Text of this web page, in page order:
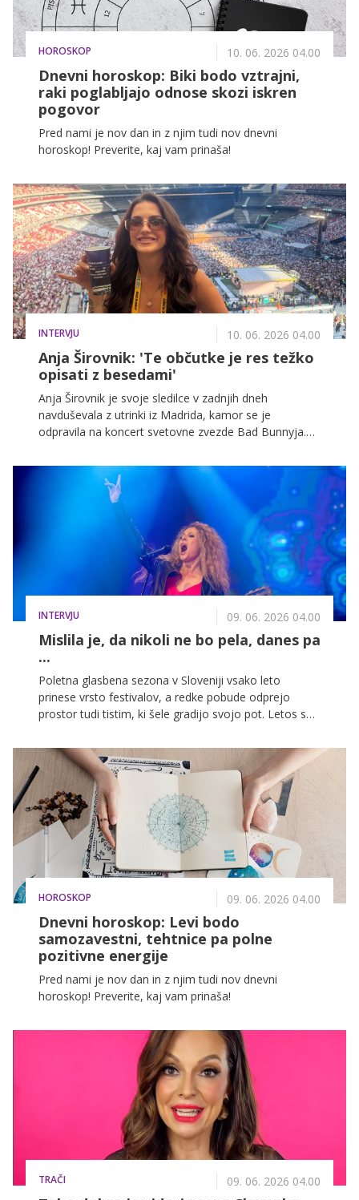
HOROSKOP 10. 06. 2026 04.00
Dnevni horoskop: Biki bodo vztrajni,
raki poglabljajo odnose skozi iskren
pogovor
Pred nami je nov dan in z njim tudi nov dnevni
horoskop! Preverite, kaj vam prinaša!
INTERVJU 10. 06. 2026 04.00
Anja Širovnik: 'Te občutke je res težko
opisati z besedami'
Anja Širovnik je svoje sledilce v zadnjih dneh
navduševala z utrinki iz Madrida, kamor se je
odpravila na koncert svetovne zvezde Bad Bunnyja.
prestolnico, kako je izbrala svoj koncertni stajling in
kaj jo je na potovanju najbolj navdušilo.
INTERVJU 09. 06. 2026 04.00
Mislila je, da nikoli ne bo pela, danes pa
...
Poletna glasbena sezona v Sloveniji vsako leto
prinese vrsto festivalov, a redke pobude odprejo
prostor tudi tistim, ki šele gradijo svojo pot. Letos se
projekt, ki 16 izbranim izvajalcem ponuja možnost, da
svojo glasbo predstavijo širši javnosti in se potegujejo
za nastop na Festivalu Laško Pivo in Cvetje.
HOROSKOP 09. 06. 2026 04.00
Dnevni horoskop: Levi bodo
samozavestni, tehtnice pa polne
pozitivne energije
Pred nami je nov dan in z njim tudi nov dnevni
horoskop! Preverite, kaj vam prinaša!
TRAČI 09. 06. 2026 04.00